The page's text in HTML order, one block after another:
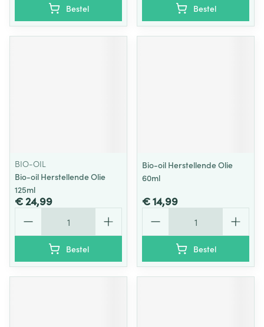
Bestel Bestel
BIO-OIL
Bio-oil Herstellende Olie
125ml
€ 24,99
Bestel
Bio-oil Herstellende Olie
60ml
€ 14,99
Bestel